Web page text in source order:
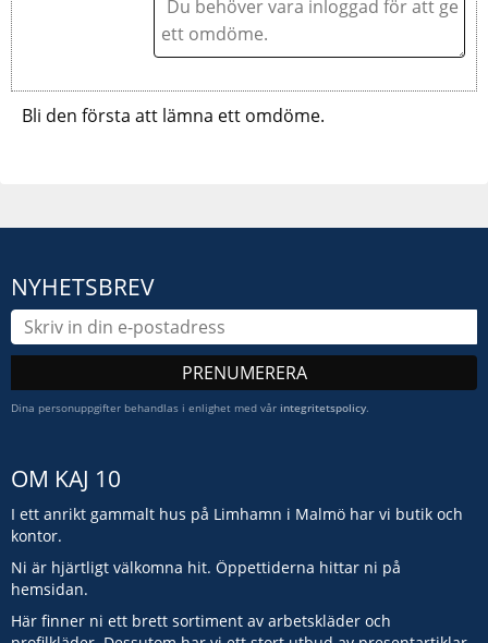
Bli den första att lämna ett omdöme.
NYHETSBREV
PRENUMERERA
Dina personuppgifter behandlas i enlighet med vår integritetspolicy.
OM KAJ 10
I ett anrikt gammalt hus på Limhamn i Malmö har vi butik och
kontor.
Ni är hjärtligt välkomna hit. Öppettiderna hittar ni på
hemsidan.
Här finner ni ett brett sortiment av arbetskläder och